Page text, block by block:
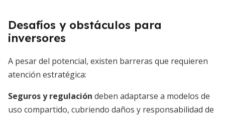
Desafíos y obstáculos para
inversores
A pesar del potencial, existen barreras que requieren
atención estratégica:
Seguros y regulación deben adaptarse a modelos de
uso compartido, cubriendo daños y responsabilidad de